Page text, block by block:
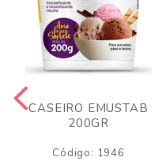
CASEIRO EMUSTAB
200GR
Código: 1946